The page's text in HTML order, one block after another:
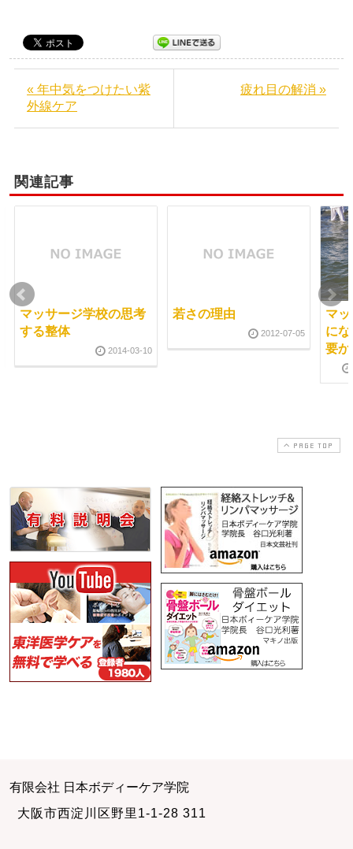
« 年中気をつけたい紫
外線ケア
疲れ目の解消 »
関連記事
マッサージ学校の思考
する整体
2014-03-10
若さの理由
2012-07-05
マ
に
要か
PAGE TOP
有限会社 日本ボディーケア学院
大阪市西淀川区野里1-1-28 311